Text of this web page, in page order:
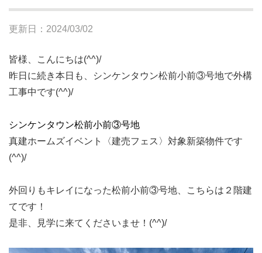
更新日：2024/03/02
皆様、こんにちは(^^)/
昨日に続き本日も、シンケンタウン松前小前③号地で外構
工事中です(^^)/
シンケンタウン松前小前③号地
真建ホームズイベント〈建売フェス〉対象新築物件です
(^^)/
外回りもキレイになった松前小前③号地、こちらは２階建
てです！
是非、見学に来てくださいませ！(^^)/